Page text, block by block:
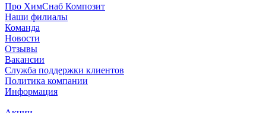
Про ХимСнаб Композит
Наши филиалы
Команда
Новости
Отзывы
Вакансии
Служба поддержки клиентов
Политика компании
Информация